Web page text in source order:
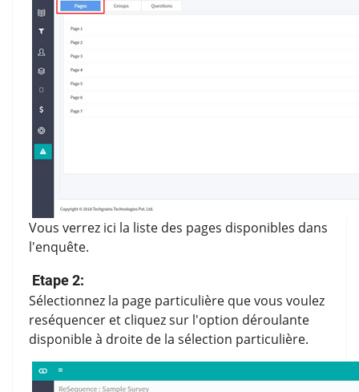
Vous verrez ici la liste des pages disponibles dans
l'enquête.
Etape 2:
Sélectionnez la page particulière que vous voulez
reséquencer et cliquez sur l'option déroulante
disponible à droite de la sélection particulière.